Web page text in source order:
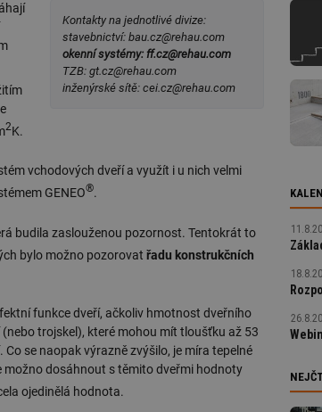
Kontakty na jednotlivé divize:
stavebnictví: bau.cz@rehau.com
okenní systémy: ff.cz@rehau.com
TZB: gt.cz@rehau.com
inženýrské sítě: cei.cz@rehau.com
2K.
vchodových dveří a využít i u nich velmi
GENEO®.
budila zaslouženou pozornost. Tentokrát to
bylo možno pozorovat řadu konstrukčních
funkce dveří, ačkoliv hmotnost dveřního
trojskel), které mohou mít tloušťku až 53
se naopak výrazně zvýšilo, je míra tepelné
možno dosáhnout s těmito dveřmi hodnoty
ojedinělá hodnota.